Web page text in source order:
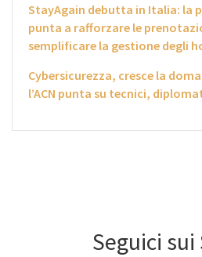
StayAgain debutta in Italia: la
punta a rafforzare le
semplificare la gestione degli
Cybersicurezza, cresce la
l’ACN punta su tecnici,
Seguici sui